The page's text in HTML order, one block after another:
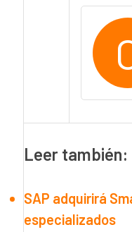
Leer también:
SAP adquirirá
especializados